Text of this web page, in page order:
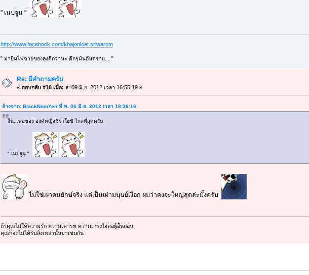
" เนปจูน "
http://www.facebook.com/khajonkiat.sriwarom
" มายืมไฟฉายของลุงดีกว่านะ ดึกๆมันอันตราย... "
Re: มีคำถามครับ
«ตอบกลับ #18 เมื่อ: ส. 09 มิ.ย. 2012 เวลา 16:55:19 »
อ้างจาก: BlackNomYen ที่ พ. 06 มิ.ย. 2012 เวลา 18:36:16
งั้น...พ่อของ องค์หญิงชิราโฮชิ ไกลที่สุดครับ
" เนปจูน "
ไม่ใช่เผ่าคนยักษ์จริง แต่เป็นเผ่ามนุษย์เงือก ผมว่าคงจะใหญ่สุดล่ะมั้งครับ
ถ้าคุณไม่ให้ความรัก ความเคารพ ความเกรงใจต่อผู้อื่นก่อน
คุณก็จะไม่ได้รับสิ่งเหล่านั้นมาเช่นกัน